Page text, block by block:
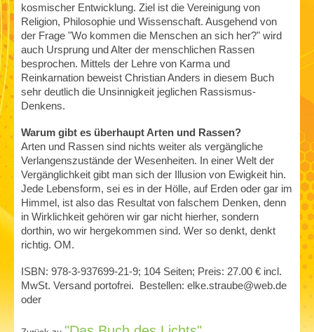
kosmischer Entwicklung. Ziel ist die Vereinigung von
Religion, Philosophie und Wissenschaft. Ausgehend von
der Frage "Wo kommen die Menschen an sich her?" wird
auch Ursprung und Alter der menschlichen Rassen
besprochen. Mittels der Lehre von Karma und
Reinkarnation beweist Christian Anders in diesem Buch
sehr deutlich die Unsinnigkeit jeglichen Rassismus-
Denkens.
Warum gibt es überhaupt Arten und Rassen?
Arten und Rassen sind nichts weiter als vergängliche
Verlangenszustände der Wesenheiten. In einer Welt der
Vergänglichkeit gibt man sich der Illusion von Ewigkeit hin.
Jede Lebensform, sei es in der Hölle, auf Erden oder gar im
Himmel, ist also das Resultat von falschem Denken, denn
in Wirklichkeit gehören wir gar nicht hierher, sondern
dorthin, wo wir hergekommen sind. Wer so denkt, denkt
richtig. OM.
ISBN: 978-3-937699-21-9; 104 Seiten; Preis: 27.00 € incl.
MwSt. Versand portofrei. Bestellen: elke.straube@web.de
oder